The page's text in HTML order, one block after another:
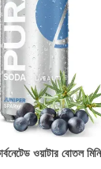
ওয়াটার বোতল